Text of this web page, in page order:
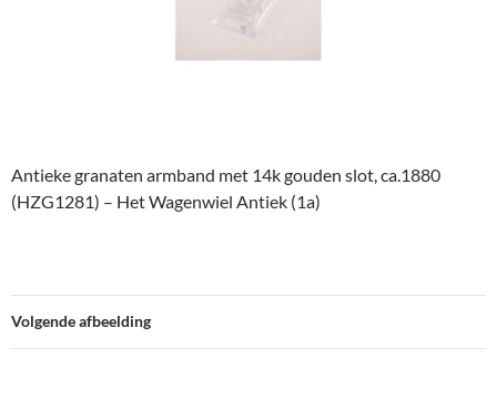
Antieke granaten armband met 14k gouden slot, ca.1880
(HZG1281) – Het Wagenwiel Antiek (1a)
Volgende afbeelding